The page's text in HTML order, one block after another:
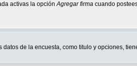
activas la opciónAgregar firma cuando
datos de la encuesta, como titulo y opciones,